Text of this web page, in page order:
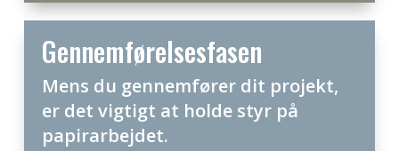
Gennemførelsesfasen
Mens du gennemfører dit projekt,
er det vigtigt at holde styr på
papirarbejdet.